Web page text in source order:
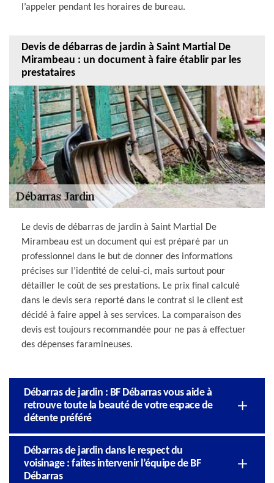
l’appeler pendant les horaires de bureau.
Devis de débarras de jardin à Saint Martial De
Mirambeau : un document à faire établir par les
prestataires
Le devis de débarras de jardin à Saint Martial De
Mirambeau est un document qui est préparé par un
professionnel dans le but de donner des informations
précises sur l’identité de celui-ci, mais surtout pour
détailler le coût de ses prestations. Le prix final calculé
dans le devis sera reporté dans le contrat si le client est
décidé à faire appel à ses services. La comparaison des
devis est toujours recommandée pour ne pas à effectuer
des dépenses faramineuses.
Débarras de jardin : BF Débarras vous aide à
retrouve toute la beauté de votre espace de
détente préféré
Débarras de jardin dans le respect du
voisinage : faites intervenir l’équipe de BF
Débarras